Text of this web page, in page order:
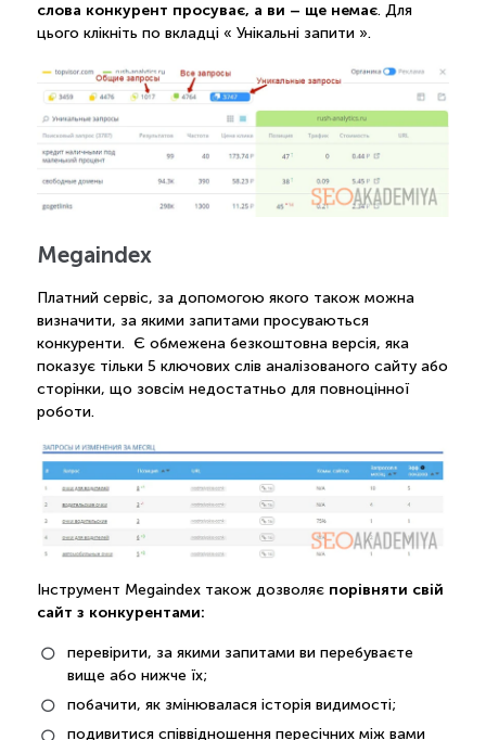
слова конкурент просуває, а ви – ще немає. Для
цього клікніть по вкладці « Унікальні запити ».
Megaindex
Платний сервіс, за допомогою якого також можна
визначити, за якими запитами просуваються
конкуренти. Є обмежена безкоштовна версія, яка
показує тільки 5 ключових слів аналізованого сайту або
сторінки, що зовсім недостатньо для повноцінної
роботи.
Інструмент Megaindex також дозволяє порівняти свій
сайт з конкурентами:
перевірити, за якими запитами ви перебуваєте
вище або нижче їх;
побачити, як змінювалася історія видимості;
подивитися співвідношення пересічних між вами